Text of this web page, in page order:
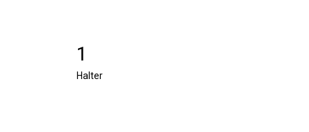
1
Halter